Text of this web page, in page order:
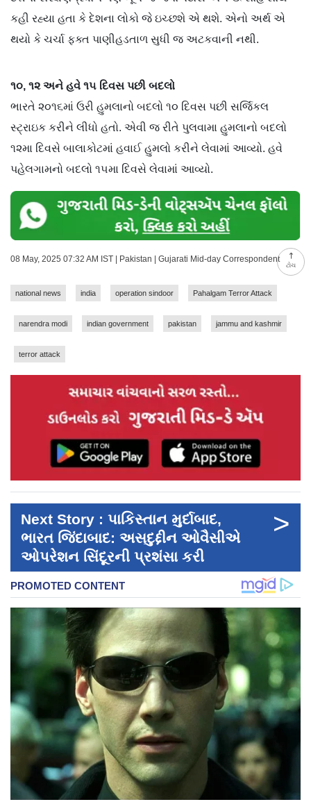
ટોચ
કહી રહ્યા હતા કે દેશના લોકો જે ઇચ્છશે એ થશે. એનો અર્થ એ
થયો કે ચર્ચા ફક્ત પાણીહડતાળ સુધી જ અટકવાની નથી.
૧૦, ૧૨ અને હવે ૧૫ દિવસ પછી બદલો
ભારતે ૨૦૧૬માં ઉરી હુમલાનો બદલો ૧૦ દિવસ પછી સર્જિકલ
સ્ટ્રાઇક કરીને લીધો હતો. એવી જ રીતે પુલવામા હુમલાનો બદલો
૧૨મા દિવસે બાલાકોટમાં હવાઈ હુમલો કરીને લેવામાં આવ્યો. હવે
પહેલગામનો બદલો ૧૫મા દિવસે લેવામાં આવ્યો.
08 May, 2025 07:32 AM IST | Pakistan | Gujarati Mid-day Correspondent
national news india operation sindoor Pahalgam Terror Attack
narendra modi indian government pakistan jammu and kashmir
terror attack
Next Story : પાકિસ્તાન મુર્દાબાદ,
ભારત જિંદાબાદ: અસદુદ્દીન ઓવૈસીએ
ઓપરેશન સિંદૂરની પ્રશંસા કરી
>